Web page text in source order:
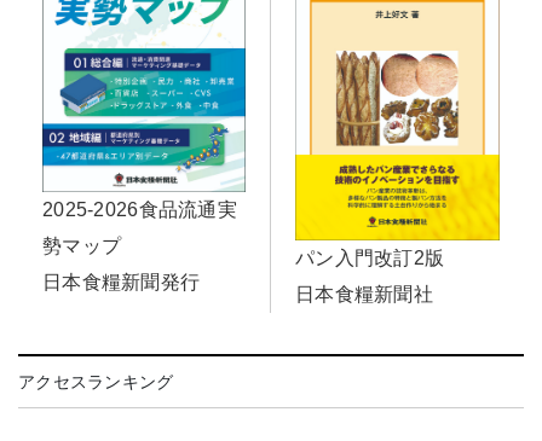
2025-2026食品流通実
勢マップ
日本食糧新聞発行
パン入門改訂2版
日本食糧新聞社
アクセスランキング